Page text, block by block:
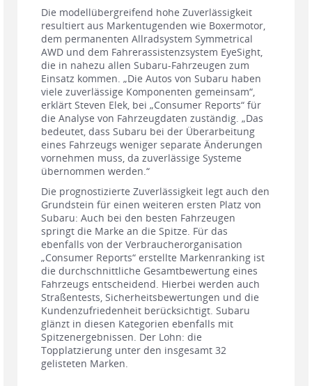
Die modellübergreifend hohe Zuverlässigkeit
resultiert aus Markentugenden wie Boxermotor,
dem permanenten Allradsystem Symmetrical
AWD und dem Fahrerassistenzsystem EyeSight,
die in nahezu allen Subaru-Fahrzeugen zum
Einsatz kommen. „Die Autos von Subaru haben
viele zuverlässige Komponenten gemeinsam“,
erklärt Steven Elek, bei „Consumer Reports“ für
die Analyse von Fahrzeugdaten zuständig. „Das
bedeutet, dass Subaru bei der Überarbeitung
eines Fahrzeugs weniger separate Änderungen
vornehmen muss, da zuverlässige Systeme
übernommen werden.“
Die prognostizierte Zuverlässigkeit legt auch den
Grundstein für einen weiteren ersten Platz von
Subaru: Auch bei den besten Fahrzeugen
springt die Marke an die Spitze. Für das
ebenfalls von der Verbraucherorganisation
„Consumer Reports“ erstellte Markenranking ist
die durchschnittliche Gesamtbewertung eines
Fahrzeugs entscheidend. Hierbei werden auch
Straßentests, Sicherheitsbewertungen und die
Kundenzufriedenheit berücksichtigt. Subaru
glänzt in diesen Kategorien ebenfalls mit
Spitzenergebnissen. Der Lohn: die
Topplatzierung unter den insgesamt 32
gelisteten Marken.